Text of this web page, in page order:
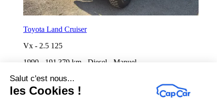
Salut c'est nous...
les Cookies !
Toyota Land Cruiser
Vx - 2.5 125
1990
191 379 km Diesel
Manuel
Démarre
Demain à 16:30